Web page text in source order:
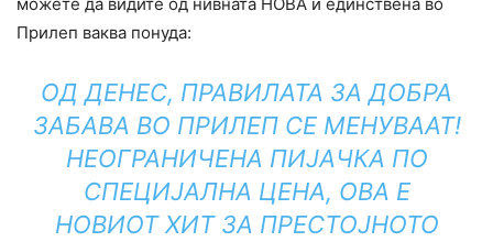
Прилеп ваква понуда:
ОД ДЕНЕС, ПРАВИЛАТА ЗА ДОБРА
ЗАБАВА ВО ПРИЛЕП СЕ МЕНУВААТ!
НЕОГРАНИЧЕНА ПИЈАЧКА ПО
СПЕЦИЈАЛНА ЦЕНА, ОВА Е
НОВИОТ ХИТ ЗА ПРЕСТОЈНОТО